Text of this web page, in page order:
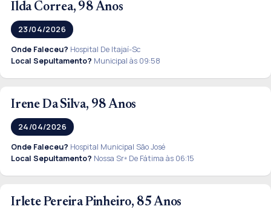
Ilda Correa, 98 Anos
23/04/2026
Onde Faleceu? Hospital De Itajaí-Sc
Local Sepultamento? Municipal às 09:58
Irene Da Silva, 98 Anos
24/04/2026
Onde Faleceu? Hospital Municipal São José
Local Sepultamento? Nossa Srª De Fátima às 06:15
Irlete Pereira Pinheiro, 85 Anos